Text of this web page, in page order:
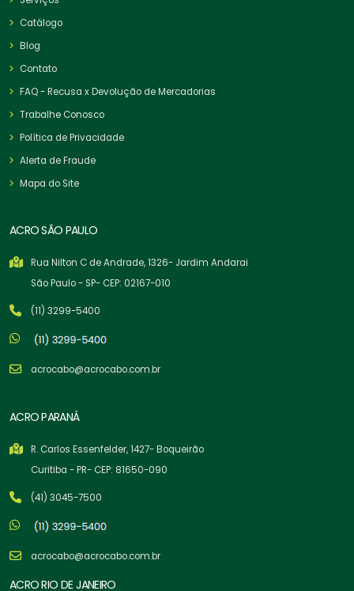
Catálogo
Blog
Contato
FAQ - Recusa x Devolução de Mercadorias
Trabalhe Conosco
Política de Privacidade
Alerta de Fraude
Mapa do Site
ACRO SÃO PAULO
Rua Nilton C de Andrade, 1326- Jardim Andarai
São Paulo - SP- CEP: 02167-010
(11) 3299-5400
acrocabo@acrocabo.com.br
ACRO PARANÁ
R. Carlos Essenfelder, 1427- Boqueirão
Curitiba - PR- CEP: 81650-090
(41) 3045-7500
acrocabo@acrocabo.com.br
ACRO RIO DE JANEIRO